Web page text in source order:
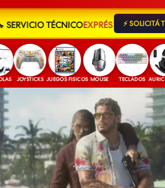
SERVICIO TÉCNICOEXPRÉS ⚡ SOLICITÁ
JUEGOS FISICOS MOUSE TECLADOS AURICULARES